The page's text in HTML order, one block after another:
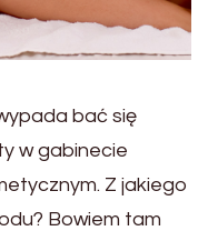
bać się
w gabinecie
Z jakiego
Bowiem tam